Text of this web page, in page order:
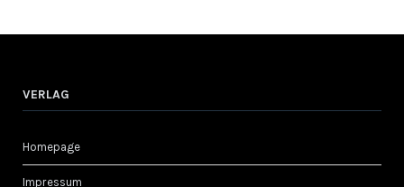
VERLAG
Homepage
Impressum